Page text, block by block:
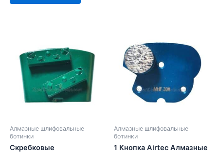
Алмазные шлифовальные
ботинки
Скребковые
Алмазные шлифовальные
ботинки
1 Кнопка Airtec Алмазные